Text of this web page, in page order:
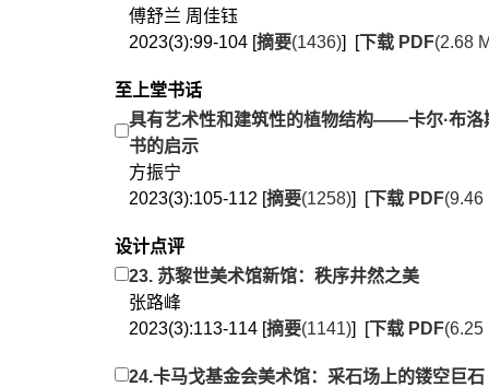
傅舒兰 周佳钰
2023(3):99-104 [摘要(1436)] [下载 PDF(2.68
至上堂书话
具有艺术性和建筑性的植物结构——卡尔·布洛
书的启示
方振宁
2023(3):105-112 [摘要(1258)] [下载 PDF(9.46
设计点评
23. 苏黎世美术馆新馆：秩序井然之美
张路峰
2023(3):113-114 [摘要(1141)] [下载 PDF(6.25
24.卡马戈基金会美术馆：采石场上的镂空巨石